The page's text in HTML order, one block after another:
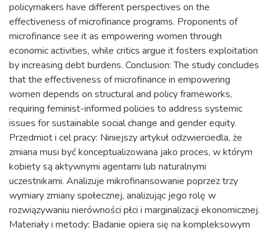
policymakers have different perspectives on the
effectiveness of microfinance programs. Proponents of
microfinance see it as empowering women through
economic activities, while critics argue it fosters exploitation
by increasing debt burdens. Conclusion: The study concludes
that the effectiveness of microfinance in empowering
women depends on structural and policy frameworks,
requiring feminist-informed policies to address systemic
issues for sustainable social change and gender equity.
Przedmiot i cel pracy: Niniejszy artykuł odzwierciedla, że
zmiana musi być konceptualizowana jako proces, w którym
kobiety są aktywnymi agentami lub naturalnymi
uczestnikami. Analizuje mikrofinansowanie poprzez trzy
wymiary zmiany społecznej, analizując jego rolę w
rozwiązywaniu nierówności płci i marginalizacji ekonomicznej.
Materiały i metody: Badanie opiera się na kompleksowym